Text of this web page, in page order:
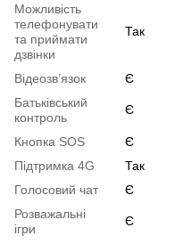
Можливість
телефонувати
та приймати
дзвінки
Так
Відеозв’язок
Є
Батьківський
контроль
Є
Кнопка SOS
Є
Підтримка 4G
Так
Голосовий чат
Є
Розважальні
ігри
Є